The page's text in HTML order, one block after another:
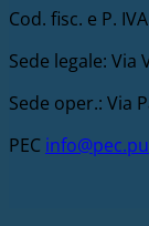
Cod. fisc. e P.
Sede legale: Via
Sede oper.: Via
PEC